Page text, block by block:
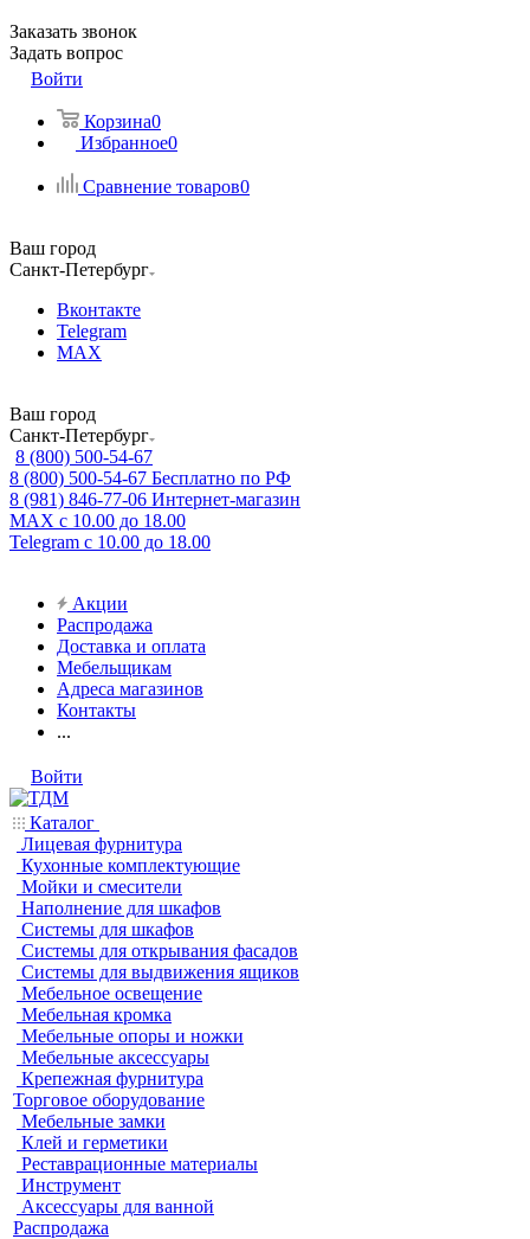
Заказать звонок
Задать вопрос
Войти
Корзина0
Избранное0
Сравнение товаров0
Ваш город
Санкт-Петербург
Вконтакте
Telegram
MAX
Ваш город
Санкт-Петербург
8 (800) 500-54-67
8 (800) 500-54-67 Бесплатно по РФ
8 (981) 846-77-06 Интернет-магазин
MAX с 10.00 до 18.00
Telegram с 10.00 до 18.00
Акции
Распродажа
Доставка и оплата
Мебельщикам
Адреса магазинов
Контакты
...
Войти
Каталог
Лицевая фурнитура
Кухонные комплектующие
Мойки и смесители
Наполнение для шкафов
Системы для шкафов
Системы для открывания фасадов
Системы для выдвижения ящиков
Мебельное освещение
Мебельная кромка
Мебельные опоры и ножки
Мебельные аксессуары
Крепежная фурнитура
Торговое оборудование
Мебельные замки
Клей и герметики
Реставрационные материалы
Инструмент
Аксессуары для ванной
Распродажа